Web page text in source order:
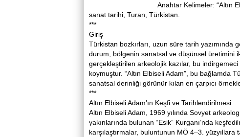
Anahtar Kelimeler: “Altın
sanat tarihi, Turan, Türkistan.
***
Giriş
Türkistan bozkırları, uzun süre tarih
durum, bölgenin sanatsal ve düşünsel üretimini
gerçekleştirilen arkeolojik kazılar, bu
koymuştur. “Altın Elbiseli Adam”, bu bağlamda
sanatsal derinliği görünür kılan en çarpıcı
***
Altın Elbiseli Adam’ın Keşfi ve Tarihlendirilmesi
Altın Elbiseli Adam, 1969 yılında Sovyet
yakınlarında bulunan “Esik” Kurganı’nda
karşılaştırmalar, buluntunun MÖ 4–3.